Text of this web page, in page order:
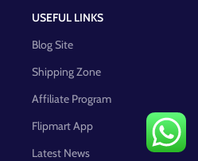
USEFUL LINKS
Blog Site
Shipping Zone
Affiliate Program
Flipmart App
Latest News